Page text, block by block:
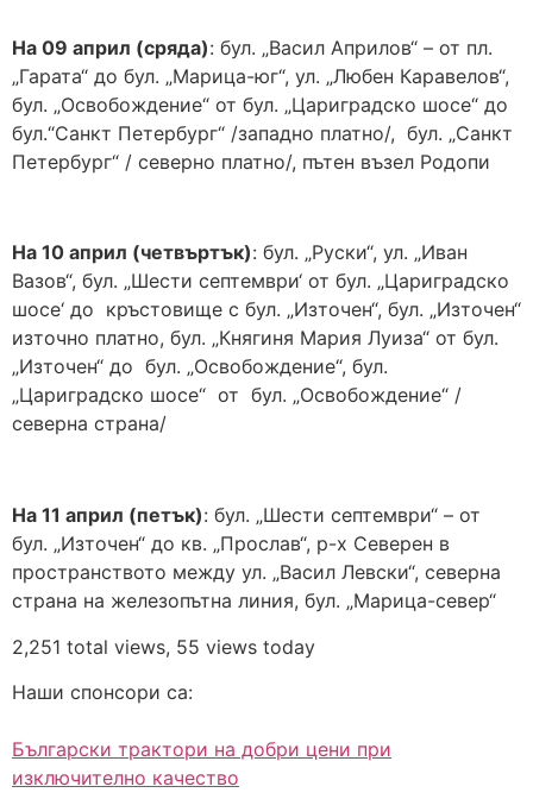
На 09 април (сряда): бул. „Васил Априлов“ – от пл.
„Гарата“ до бул. „Марица-юг“, ул. „Любен Каравелов“,
бул. „Освобождение“ от бул. „Цариградско шосе“ до
бул.“Санкт Петербург“ /западно платно/, бул. „Санкт
Петербург“ / северно платно/, пътен възел Родопи
На 10 април (четвъртък): бул. „Руски“, ул. „Иван
Вазов“, бул. „Шести септември‘ от бул. „Цариградско
шосе‘ до кръстовище с бул. „Източен“, бул. „Източен“
източно платно, бул. „Княгиня Мария Луиза“ от бул.
„Източен“ до бул. „Освобождение“, бул.
„Цариградско шосе“ от бул. „Освобождение“ /
северна страна/
На 11 април (петък): бул. „Шести септември“ – от
бул. „Източен“ до кв. „Прослав“, р-х Северен в
пространството между ул. „Васил Левски“, северна
страна на железопътна линия, бул. „Марица-север“
2,251 total views, 55 views today
Наши спонсори са:
Български трактори на добри цени при
изключително качество